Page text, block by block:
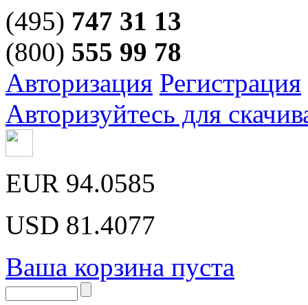
(495) 747 31 13
(800) 555 99 78
Авторизация Регистрация
Авторизуйтесь для
EUR 94.0585
USD 81.4077
Ваша корзина пуста